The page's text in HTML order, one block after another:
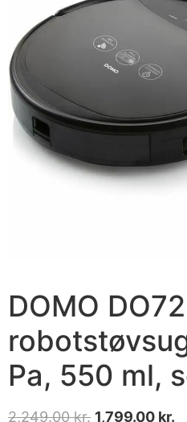
DOMO
Pa, 550 ml,
2,249.00kr. 1,799.00 kr.